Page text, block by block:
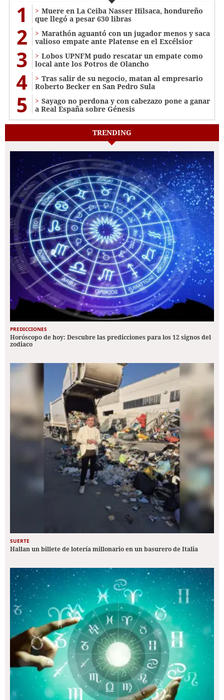
1
Muere en La Ceiba Nasser Hilsaca, hondureño
que llegó a pesar 630 libras
2
Marathón aguantó con un jugador menos y saca
valioso empate ante Platense en el Excélsior
3
Lobos UPNFM pudo rescatar un empate como
local ante los Potros de Olancho
4
Tras salir de su negocio, matan al empresario
Roberto Becker en San Pedro Sula
5
Sayago no perdona y con cabezazo pone a ganar
a Real España sobre Génesis
TRENDING
PREDICCIONES
Horóscopo de hoy: Descubre las predicciones para los 12 signos del
zodiaco
SUERTE
Hallan un billete de lotería millonario en un basurero de Italia